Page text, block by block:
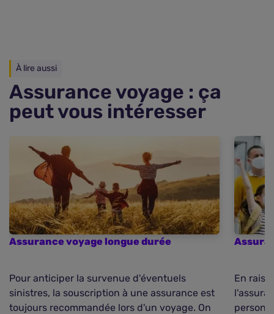
À lire aussi
Assurance voyage : ça
peut vous intéresser
Assurance voyage longue durée
Pour anticiper la survenue d'éventuels
sinistres, la souscription à une assurance est
toujours recommandée lors d'un voyage. On
En